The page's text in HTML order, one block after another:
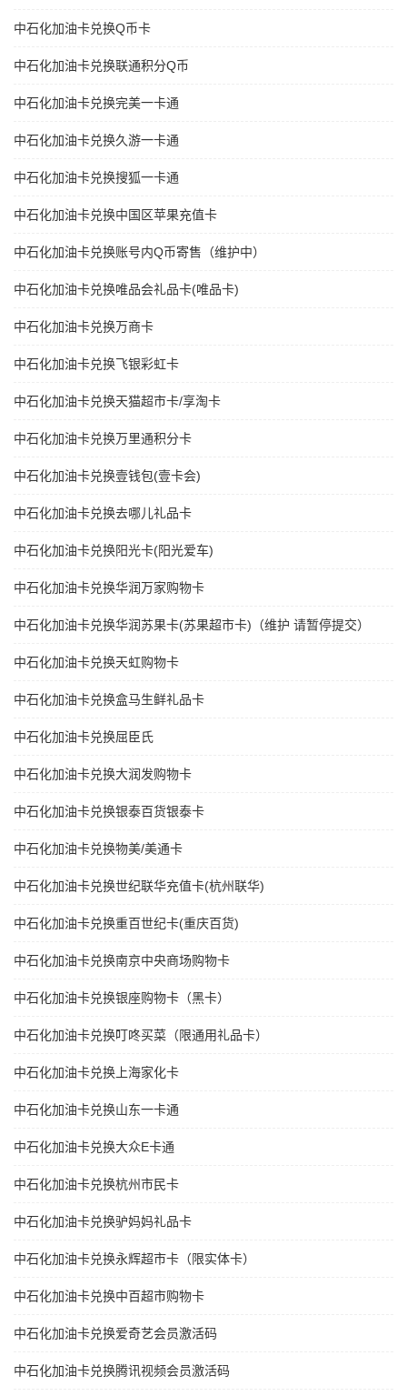
中石化加油卡兑换Q币卡
中石化加油卡兑换联通积分Q币
中石化加油卡兑换完美一卡通
中石化加油卡兑换久游一卡通
中石化加油卡兑换搜狐一卡通
中石化加油卡兑换中国区苹果充值卡
中石化加油卡兑换账号内Q币寄售（维护中）
中石化加油卡兑换唯品会礼品卡(唯品卡)
中石化加油卡兑换万商卡
中石化加油卡兑换飞银彩虹卡
中石化加油卡兑换天猫超市卡/享淘卡
中石化加油卡兑换万里通积分卡
中石化加油卡兑换壹钱包(壹卡会)
中石化加油卡兑换去哪儿礼品卡
中石化加油卡兑换阳光卡(阳光爱车)
中石化加油卡兑换华润万家购物卡
中石化加油卡兑换华润苏果卡(苏果超市卡)（维护 请暂停提交）
中石化加油卡兑换天虹购物卡
中石化加油卡兑换盒马生鲜礼品卡
中石化加油卡兑换屈臣氏
中石化加油卡兑换大润发购物卡
中石化加油卡兑换银泰百货银泰卡
中石化加油卡兑换物美/美通卡
中石化加油卡兑换世纪联华充值卡(杭州联华)
中石化加油卡兑换重百世纪卡(重庆百货)
中石化加油卡兑换南京中央商场购物卡
中石化加油卡兑换银座购物卡（黑卡）
中石化加油卡兑换叮咚买菜（限通用礼品卡）
中石化加油卡兑换上海家化卡
中石化加油卡兑换山东一卡通
中石化加油卡兑换大众E卡通
中石化加油卡兑换杭州市民卡
中石化加油卡兑换驴妈妈礼品卡
中石化加油卡兑换永辉超市卡（限实体卡）
中石化加油卡兑换中百超市购物卡
中石化加油卡兑换爱奇艺会员激活码
中石化加油卡兑换腾讯视频会员激活码